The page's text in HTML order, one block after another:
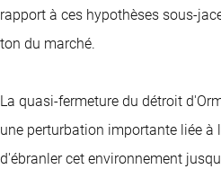
rapport à ces hypothèses sous-
ton du marché.
La quasi-fermeture du détroit
une perturbation importante liée à
d'ébranler cet environnement